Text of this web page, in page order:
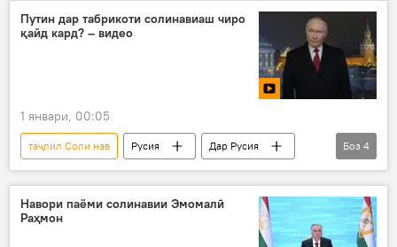
Путин дар табрикоти солинавиаш чиро
қайд кард? – видео
1 январи, 00:05
таҷлил Соли нав Русия
Дар Русия
Владимир Путин
Соли нав
ироаи паём
паёми табрикотӣ
Боз 4
Навори паёми солинавии Эмомалӣ
Раҳмон